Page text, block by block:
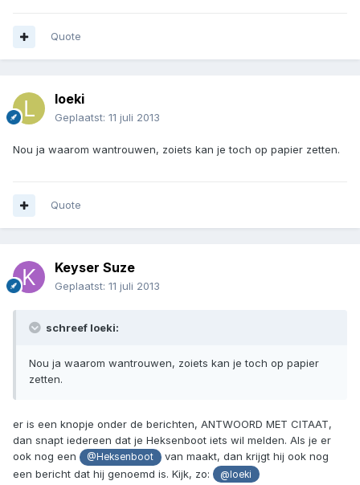
Quote
loeki
Geplaatst: 11 juli 2013
Nou ja waarom wantrouwen, zoiets kan je toch op papier zetten.
Quote
Keyser Suze
Geplaatst: 11 juli 2013
schreef loeki:
Nou ja waarom wantrouwen, zoiets kan je toch op papier
zetten.
er is een knopje onder de berichten, ANTWOORD MET CITAAT,
dan snapt iedereen dat je Heksenboot iets wil melden. Als je er
ook nog een
@Heksenboot
van maakt, dan krijgt hij ook nog
een bericht dat hij genoemd is. Kijk, zo:
@loeki